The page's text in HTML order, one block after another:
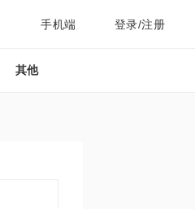
手机端 登录/注册
其他